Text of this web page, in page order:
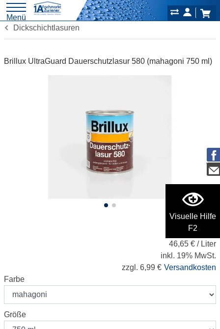
Visuelle Hilfe
F2
Menü
Dickschichtlasuren
Brillux UltraGuard Dauerschutzlasur 580 (mahagoni 750 ml)
34,99 €
46,65 € / Liter
inkl. 19% MwSt.
zzgl. 6,99 € Versandkosten
Farbe
Größe